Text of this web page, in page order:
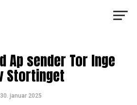
Ap sender Tor Inge
Stortinget
30. januar 2025